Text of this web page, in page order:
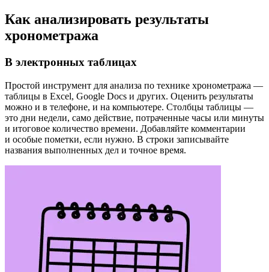
Как анализировать результаты
хронометража
В электронных таблицах
Простой инструмент для анализа по технике хронометража —
таблицы в Excel, Google Docs и других. Оценить результаты
можно и в телефоне, и на компьютере. Столбцы таблицы —
это дни недели, само действие, потраченные часы или минуты
и итоговое количество времени. Добавляйте комментарии
и особые пометки, если нужно. В строки записывайте
названия выполненных дел и точное время.